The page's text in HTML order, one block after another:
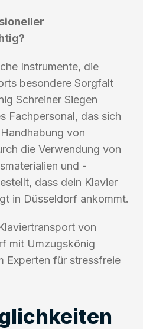
Instrumente, die
besondere Sorgfalt
Schreiner Siegen
Fachpersonal, das sich
von
die Verwendung von
und -
dass dein Klavier
in Düsseldorf ankommt.
von
mit Umzugskönig
Experten für stressfreie